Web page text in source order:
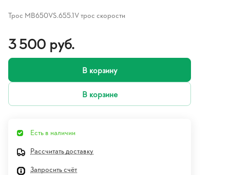
Трос MB650VS.655.1V трос скорости
3 500 руб.
В корзину
В корзине
Есть в наличии
Рассчитать доставку
Запросить счёт